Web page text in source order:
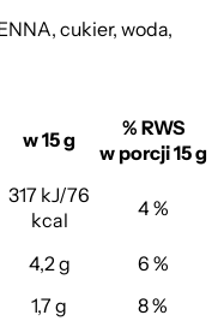
cukier, woda,
w 15 g
% RWS
w porcji 15 g
317 kJ/76
kcal
4 %
4,2 g
6 %
1,7 g
8 %